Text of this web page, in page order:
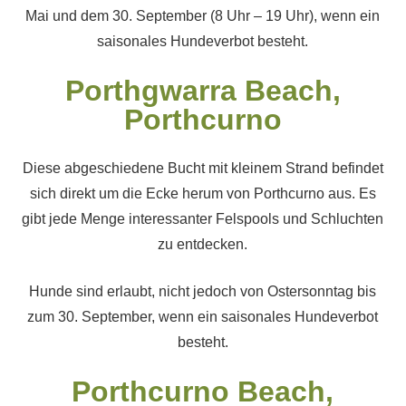
Mai und dem 30. September (8 Uhr – 19 Uhr), wenn ein
saisonales Hundeverbot besteht.
Porthgwarra Beach,
Porthcurno
Diese abgeschiedene Bucht mit kleinem Strand befindet
sich direkt um die Ecke herum von Porthcurno aus. Es
gibt jede Menge interessanter Felspools und Schluchten
zu entdecken.
Hunde sind erlaubt, nicht jedoch von Ostersonntag bis
zum 30. September, wenn ein saisonales Hundeverbot
besteht.
Porthcurno Beach,